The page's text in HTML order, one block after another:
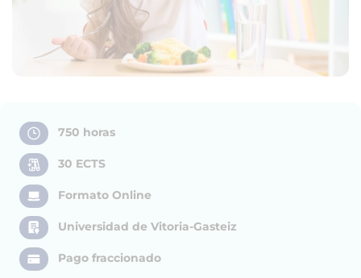
750 horas
30 ECTS
Formato Online
Universidad de Vitoria-Gasteiz
Pago fraccionado